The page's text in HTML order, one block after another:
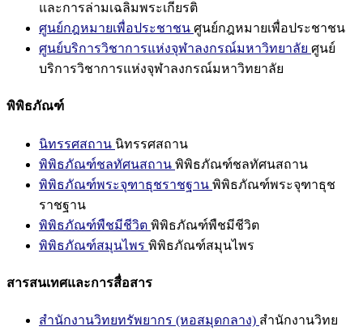
และการล่ามเฉลิมพระเกียรติ
ศูนย์กฎหมายเพื่อประชาชน ศูนย์กฎหมายเพื่อประชาชน
ศูนย์บริการวิชาการแห่งจุฬาลงกรณ์มหาวิทยาลัย ศูนย์
บริการวิชาการแห่งจุฬาลงกรณ์มหาวิทยาลัย
พิพิธภัณฑ์
นิทรรศสถาน นิทรรศสถาน
พิพิธภัณฑ์ชลทัศนสถาน พิพิธภัณฑ์ชลทัศนสถาน
พิพิธภัณฑ์พระจุฑาธุชราชฐาน พิพิธภัณฑ์พระจุฑาธุช
ราชฐาน
พิพิธภัณฑ์พืชมีชีวิต พิพิธภัณฑ์พืชมีชีวิต
พิพิธภัณฑ์สมุนไพร พิพิธภัณฑ์สมุนไพร
สารสนเทศและการสื่อสาร
สำนักงานวิทยทรัพยากร (หอสมุดกลาง) สำนักงานวิทย